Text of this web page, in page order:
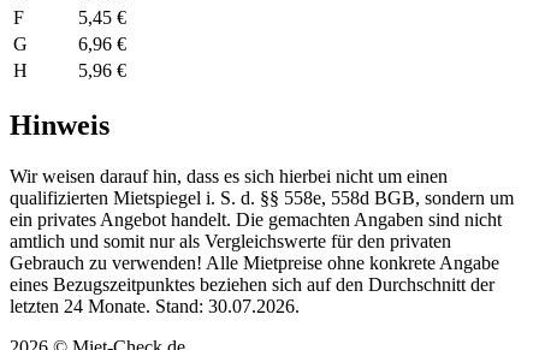
F
5,45 €
G
6,96 €
H
5,96 €
Hinweis
Wir weisen darauf hin, dass es sich hierbei nicht um einen
qualifizierten Mietspiegel i. S. d. §§ 558e, 558d BGB, sondern um
ein privates Angebot handelt. Die gemachten Angaben sind nicht
amtlich und somit nur als Vergleichswerte für den privaten
Gebrauch zu verwenden! Alle Mietpreise ohne konkrete Angabe
eines Bezugszeitpunktes beziehen sich auf den Durchschnitt der
letzten 24 Monate. Stand: 30.07.2026.